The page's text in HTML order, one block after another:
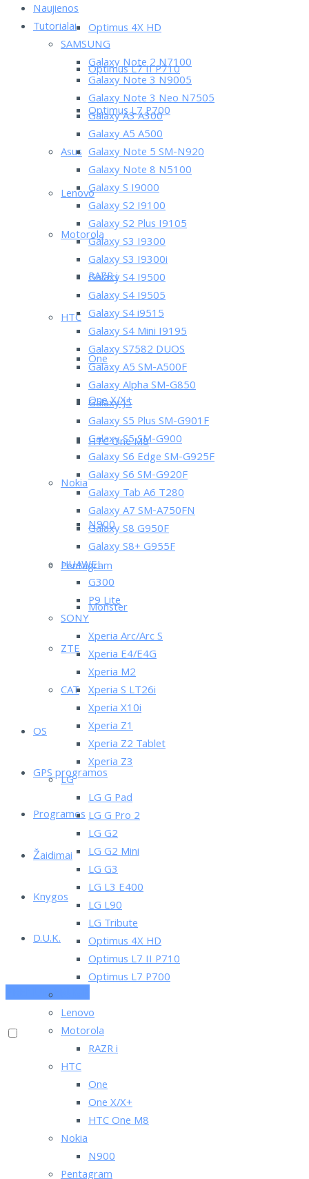
Optimus 4X HD
Optimus L7 II P710
Optimus L7 P700
Asus
Lenovo
Motorola
RAZR i
HTC
One
One X/X+
HTC One M8
Nokia
N900
Pentagram
Monster
ZTE
CAT
OS
GPS programos
Programos
Žaidimai
Knygos
D.U.K.
PRENUMERUOK
Naujienos
Tutorialai
SAMSUNG
Galaxy Note 2 N7100
Galaxy Note 3 N9005
Galaxy Note 3 Neo N7505
Galaxy A3 A300
Galaxy A5 A500
Galaxy Note 5 SM-N920
Galaxy Note 8 N5100
Galaxy S I9000
Galaxy S2 I9100
Galaxy S2 Plus I9105
Galaxy S3 I9300
Galaxy S3 I9300i
Galaxy S4 I9500
Galaxy S4 I9505
Galaxy S4 i9515
Galaxy S4 Mini I9195
Galaxy S7582 DUOS
Galaxy A5 SM-A500F
Galaxy Alpha SM-G850
Galaxy J5
Galaxy S5 Plus SM-G901F
Galaxy S5 SM-G900
Galaxy S6 Edge SM-G925F
Galaxy S6 SM-G920F
Galaxy Tab A6 T280
Galaxy A7 SM-A750FN
Galaxy S8 G950F
Galaxy S8+ G955F
HUAWEI
G300
P9 Lite
SONY
Xperia Arc/Arc S
Xperia E4/E4G
Xperia M2
Xperia S LT26i
Xperia X10i
Xperia Z1
Xperia Z2 Tablet
Xperia Z3
LG
LG G Pad
LG G Pro 2
LG G2
LG G2 Mini
LG G3
LG L3 E400
LG L90
LG Tribute
Optimus 4X HD
Optimus L7 II P710
Optimus L7 P700
Asus
Lenovo
Motorola
RAZR i
HTC
One
One X/X+
HTC One M8
Nokia
N900